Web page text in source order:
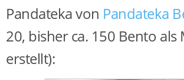
Pandateka von Pandateka
20, bisher ca. 150 Bento als
erstellt):